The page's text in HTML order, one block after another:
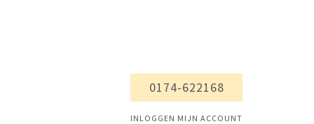
0174-622168
INLOGGEN MIJN ACCOUNT